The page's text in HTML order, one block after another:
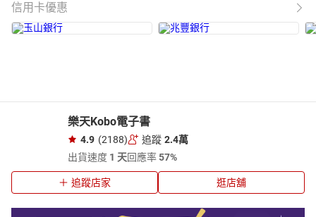
信用卡優惠
樂天Kobo電子書
4.9 (2188) 追蹤 2.4萬
出貨速度 1 天回應率57%
追蹤店家 逛店舖